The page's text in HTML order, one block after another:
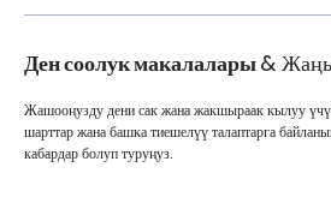
Ден соолук макалалары&
Жашооңузду дени сак жана жакшыраак кылуу
шарттар жана башка тиешелүү талаптарга
кабардар болуп туруңуз.